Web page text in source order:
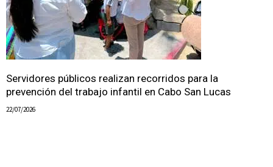
Servidores públicos realizan recorridos para la
prevención del trabajo infantil en Cabo San Lucas
22/07/2026